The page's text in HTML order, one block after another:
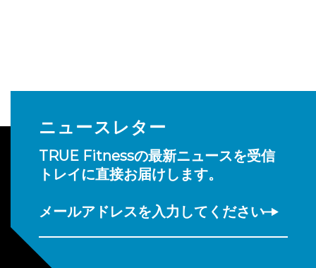
ニュースレター
TRUE Fitnessの最新ニュースを受信
トレイに直接お届けします。
メールアドレスを入力してください